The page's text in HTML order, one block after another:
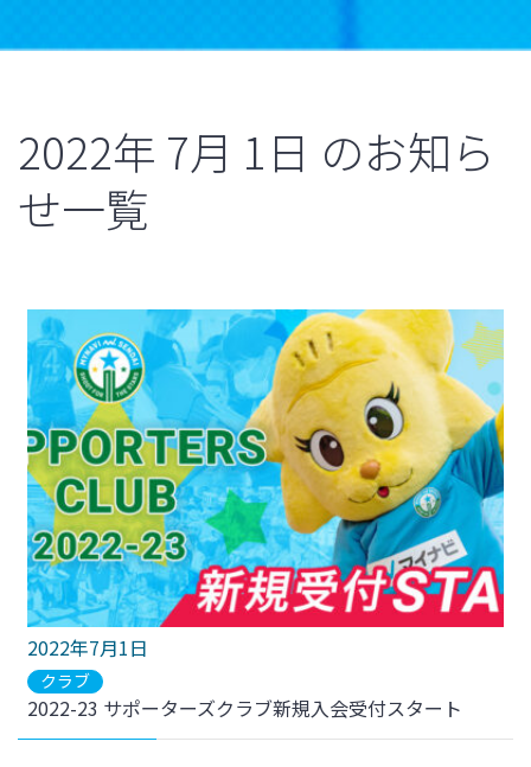
2022年 7月 1日 のお知ら
せ一覧
2022年7月1日
クラブ
2022-23 サポーターズクラブ新規入会受付スタート